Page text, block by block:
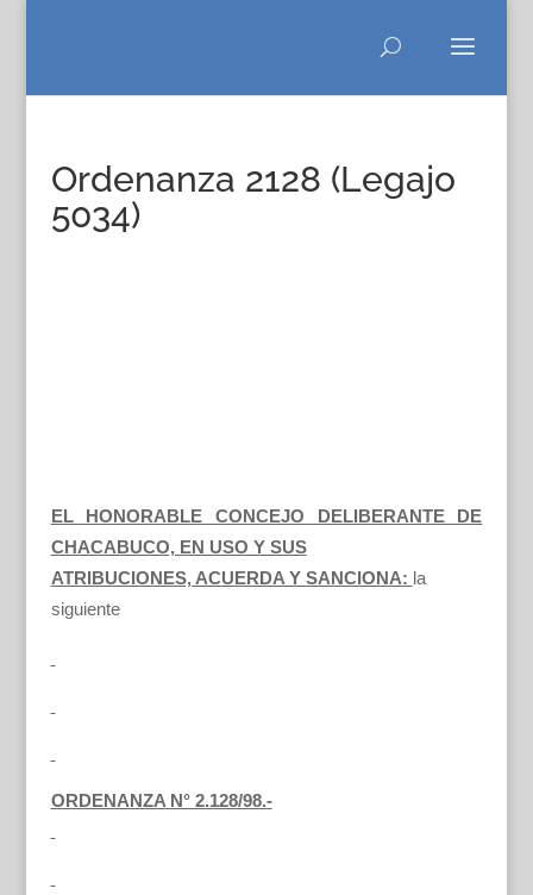
Ordenanza 2128 (Legajo
5034)
EL HONORABLE CONCEJO DELIBERANTE DE
CHACABUCO, EN USO Y SUS
ATRIBUCIONES, ACUERDA Y SANCIONA: la
siguiente
ORDENANZA N° 2.128/98.-